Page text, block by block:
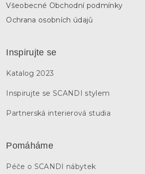
Všeobecné Obchodní podmínky
Ochrana osobních údajů
Inspirujte se
Katalog 2023
Inspirujte se SCANDI stylem
Partnerská interierová studia
Pomáháme
Péče o SCANDI nábytek